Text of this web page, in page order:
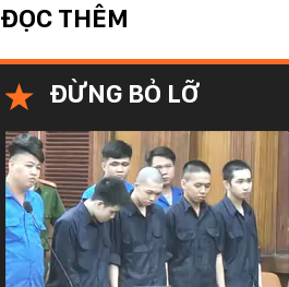
ĐỌC THÊM
ĐỪNG BỎ LỠ